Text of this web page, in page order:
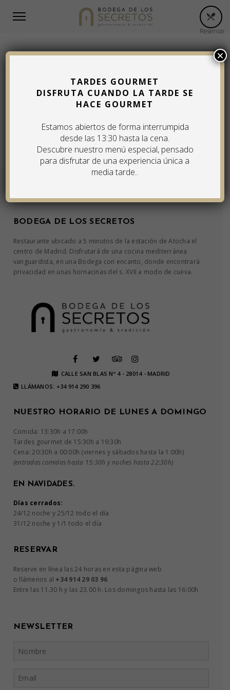
Reservar
LOMO DE PEZ MANTEQUILLA
HORNEADO, CON CALABACÍN Y
EMULSIÓN DE LIMA
BODEGA DE LOS SECRETOS
Restaurante ubicado a 5 minutos de la estación de Atocha el
centro de Madrid. Disfrutará de una cocina mediterránea
vanguardista, en una Bodega con encanto, donde encontrará
privacidad en unas hornacinas del s. XVII a modo de cueva.
CALLE SAN BLAS Nº 4 - 28014 - MADRID
LLÁMANOS: +34 914 290 396
NUESTRO HORARIO DE LUNES A DOMINGO
Comida: 13:30h a 17:00h
Tardes gourmet de 15:30h a 19:30h
Cena: 20:30h a 00:00h (viernes y sábados hasta la 1:00h)
(entradas comidas hasta 15:30h y noches hasta 22:30h)
EN NAVIDADES.
Días cerrados:
24/12 noche y 25/12 todo el día
31/12 noche y 1/1 todo el día
RESERVAR
Reserve en línea las 24 horas en esta página web
o llámenos al +34 914 29 03 96
Entre las 11.30 h y las 23.00 h. Los domingos hasta las 16:00h
NEWSLETTER
TARDES GOURMET
DISFRUTA CUANDO LA TARDE SE
HACE GOURMET
Estamos abiertos de forma interrumpida
desde las 13:30 hasta la cena.
Descubre nuestro menú especial, pensado
para disfrutar de una experiencia única a
media tarde..
×